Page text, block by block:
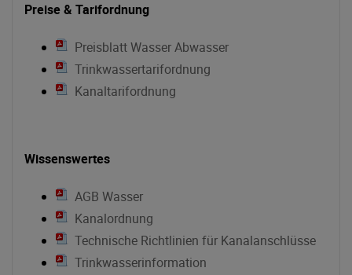
Preise & Tarifordnung
Preisblatt Wasser Abwasser
Trinkwassertarifordnung
Kanaltarifordnung
Wissenswertes
AGB Wasser
Kanalordnung
Technische Richtlinien für Kanalanschlüsse
Trinkwasserinformation